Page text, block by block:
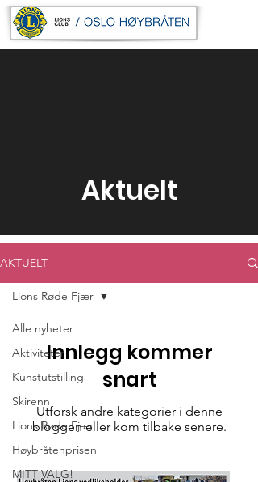
Aktuelt
AKTUELT
Alle nyheter
Aktiviteter
Kunstutstilling
Skirenn
Lions Røde Fjær
Høybråtenprisen
MITT VALG!
Lions Røde Fjær
Innlegg kommer
snart
Utforsk andre kategorier i denne
bloggen eller kom tilbake senere.